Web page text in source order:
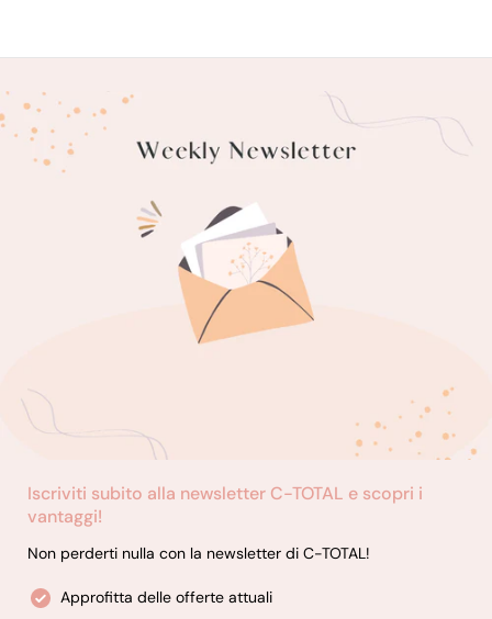
protezione del colore e l'antiforfora.
Trattamenti per capelli: Riparate e migliorate i vostri capelli
con la nostra gamma di trattamenti, tra cui maschere e sieri
Prodotti per lo styling: Create il look che desiderate con il
nostro assortimento di prodotti per lo styling, tra cui spray,
gel e mousse per capelli.
Prodotti essenziali per il barbiere: Scoprite i nostri prodotti
professionali per il grooming, come creme da barba,
Prodotti per la depilazione: Ottenete una pelle liscia e senza
peli con la nostra selezione di cere di alta qualità, strisce per
ceretta e prodotti per la cura post-ceretta.
Iscriviti subito alla newsletter C-TOTAL e scopri i
vantaggi!
Non perderti nulla con la newsletter di C-TOTAL!
Approfitta delle offerte attuali